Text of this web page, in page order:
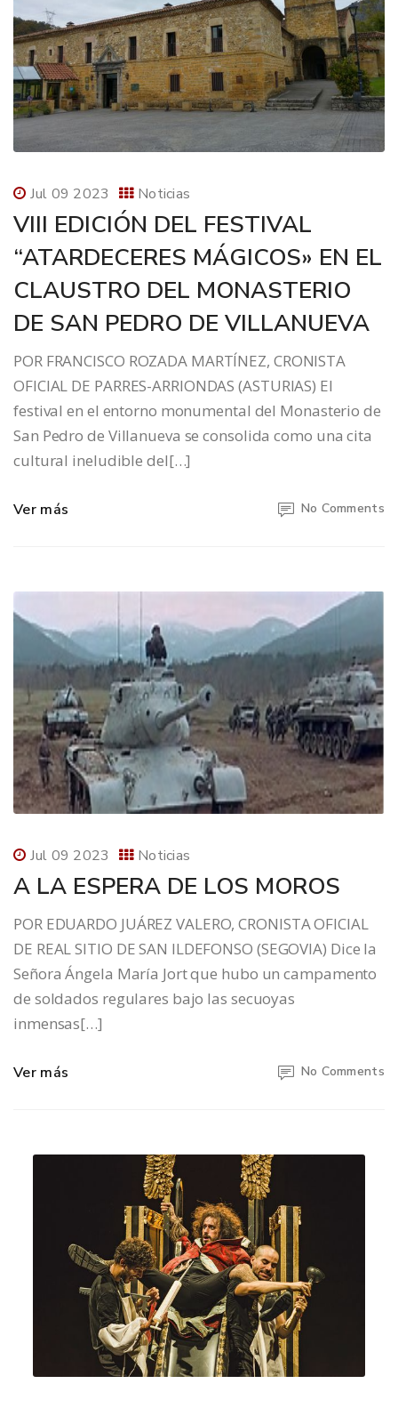
Jul 09 2023 Noticias
VIII EDICIÓN DEL FESTIVAL
“ATARDECERES MÁGICOS» EN EL
CLAUSTRO DEL MONASTERIO
DE SAN PEDRO DE VILLANUEVA
POR FRANCISCO ROZADA MARTÍNEZ, CRONISTA
OFICIAL DE PARRES-ARRIONDAS (ASTURIAS) El
festival en el entorno monumental del Monasterio de
San Pedro de Villanueva se consolida como una cita
cultural ineludible del[…]
Ver más No Comments
Jul 09 2023 Noticias
A LA ESPERA DE LOS MOROS
POR EDUARDO JUÁREZ VALERO, CRONISTA OFICIAL
DE REAL SITIO DE SAN ILDEFONSO (SEGOVIA) Dice la
Señora Ángela María Jort que hubo un campamento
de soldados regulares bajo las secuoyas
inmensas[…]
Ver más No Comments